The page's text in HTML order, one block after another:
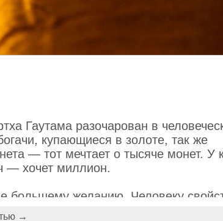
Гаутама разочарован в
купающиеся в золоте, так же
— тот мечтает о тысяче монет. У
— хочет миллион.
большему желанию. Человеку
в странствие на поиски решения
→